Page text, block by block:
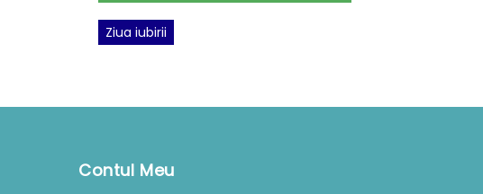
Ziua iubirii
Contul Meu